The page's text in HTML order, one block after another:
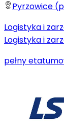
Pyrzowice
Logistyka i
Logistyka i
pełny etat